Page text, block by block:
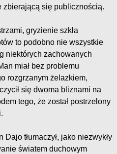
się publicznością.
gryzienie szkła
to podobno nie wszystkie
niektórych zachowanych
miał bez problemu
rozgrzanym żelazkiem,
się dwoma bliznami na
tego, że został postrzelony
tłumaczył, jako niezwykły
światem duchowym